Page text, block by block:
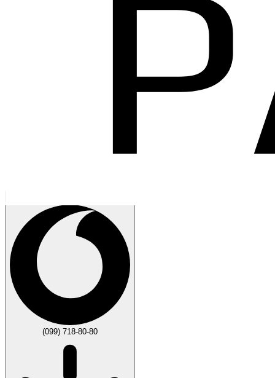
(099) 718-80-80